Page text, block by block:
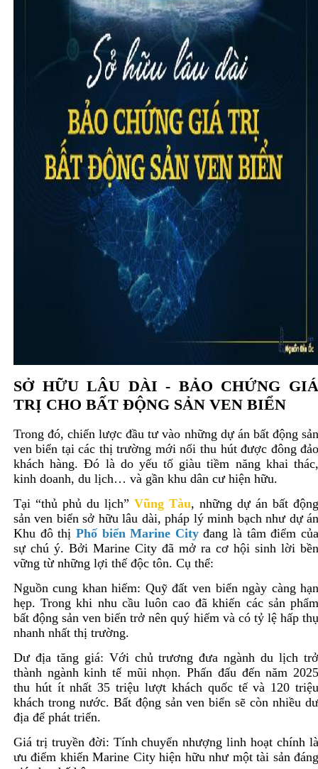
SỞ HỮU LÂU DÀI - BẢO CHỨNG
TRỊ CHO BẤT ĐỘNG SẢN VEN BIỂN
Trong đó, chiến lược đầu tư vào những dự án bất động
ven biển tại các thị trường mới nổi thu hút được đông
khách hàng. Đó là do yếu tố giàu tiềm năng khai
kinh doanh, du lịch… và gần khu dân cư hiện hữu.
Tại “thủ phủ du lịch” Vũng Tàu, những dự án bất
sản ven biển sở hữu lâu dài, pháp lý minh bạch như dự
Khu đô thị Phố biển Marine Cityđang là tâm điểm
sự chú ý. Bởi Marine City đã mở ra cơ hội sinh lời
vững từ những lợi thế độc tôn. Cụ thể:
Nguồn cung khan hiếm: Quỹ đất ven biển ngày càng
hẹp. Trong khi nhu cầu luôn cao đã khiến các sản
bất động sản ven biển trở nên quý hiếm và có tỷ lệ hấp
nhanh nhất thị trường.
Dư địa tăng giá: Với chủ trương đưa ngành du lịch
thành ngành kinh tế mũi nhọn. Phấn đấu đến năm
thu hút ít nhất 35 triệu lượt khách quốc tế và 120
khách trong nước. Bất động sản ven biển sẽ còn nhiều
địa để phát triển.
Giá trị truyền đời: Tính chuyển nhượng linh hoạt chính
ưu điểm khiến Marine City hiện hữu như một tài sản